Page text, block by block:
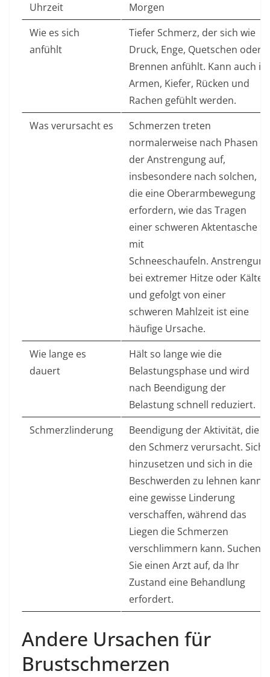
Uhrzeit
Morgen
Wie es sich
anfühlt
Tiefer Schmerz, der sich wie
Druck, Enge, Quetschen oder
Brennen anfühlt. Kann auch in
Armen, Kiefer, Rücken und
Rachen gefühlt werden.
Was verursacht es
Schmerzen treten
normalerweise nach Phasen
der Anstrengung auf,
insbesondere nach solchen,
die eine Oberarmbewegung
erfordern, wie das Tragen
einer schweren Aktentasche
mit
Schneeschaufeln. Anstrengung
bei extremer Hitze oder Kälte
und gefolgt von einer
schweren Mahlzeit ist eine
häufige Ursache.
Wie lange es
dauert
Hält so lange wie die
Belastungsphase und wird
nach Beendigung der
Belastung schnell reduziert.
Schmerzlinderung
Beendigung der Aktivität, die
den Schmerz verursacht. Sich
hinzusetzen und sich in die
Beschwerden zu lehnen kann
eine gewisse Linderung
verschaffen, während das
Liegen die Schmerzen
verschlimmern kann. Suchen
Sie einen Arzt auf, da Ihr
Zustand eine Behandlung
erfordert.
Andere Ursachen für
Brustschmerzen